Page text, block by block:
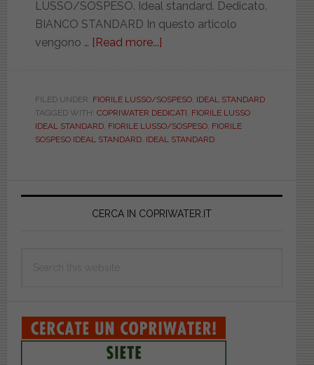
LUSSO/SOSPESO. Ideal standard. Dedicato.
BIANCO STANDARD In questo articolo
vengono … [Read more...]
FIORILE
LUSSO/SOSPESO.
BIANCO
FILED UNDER: FIORILE LUSSO/SOSPESO, IDEAL STANDARD
TAGGED WITH: COPRIWATER DEDICATI FIORILE LUSSO
IDEAL STANDARD, FIORILE LUSSO/SOSPESO, FIORILE
SOSPESO IDEAL STANDARD, IDEAL STANDARD
Primary
CERCA IN COPRIWATER.IT